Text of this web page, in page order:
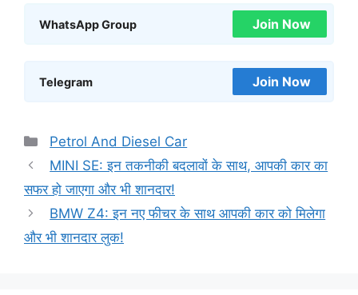
WhatsApp Group Join Now
Telegram Join Now
Categories
Petrol And Diesel Car
MINI SE: इन तकनीकी बदलावों के साथ, आपकी कार का
सफर हो जाएगा और भी शानदार!
BMW Z4: इन नए फीचर के साथ आपकी कार को मिलेगा
और भी शानदार लुक!